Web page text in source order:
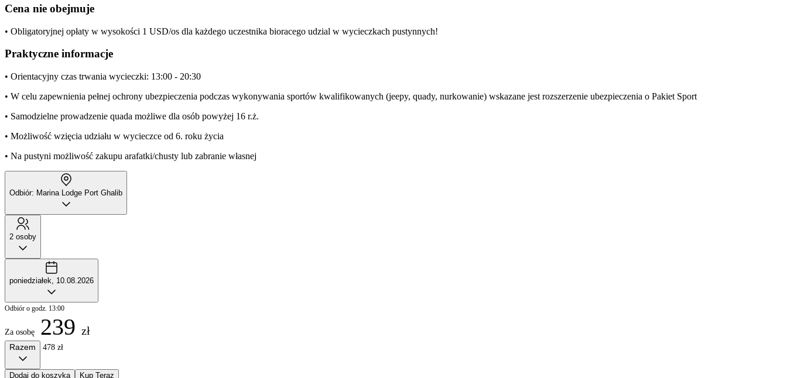
Cena nie obejmuje
• Obligatoryjnej opłaty w wysokości 1 USD/os dla każdego uczestnika bioracego udzial w wycieczkach pustynnych!
Praktyczne informacje
• Orientacyjny czas trwania wycieczki: 13:00 - 20:30
• W celu zapewnienia pełnej ochrony ubezpieczenia podczas wykonywania sportów kwalifikowanych (jeepy, quady, nurkowanie) wskazane jest rozszerzenie ubezpieczenia o Pakiet Sport
• Samodzielne prowadzenie quada możliwe dla osób powyżej 16 r.ż.
• Możliwość wzięcia udziału w wycieczce od 6. roku życia
• Na pustyni możliwość zakupu arafatki/chusty lub zabranie własnej
Odbiór: Marina Lodge Port Ghalib
2 osoby
poniedziałek, 10.08.2026
Odbiór o godz. 13:00
Za osobę 239 zł
Razem 478 zł
Dodaj do koszyka Kup Teraz